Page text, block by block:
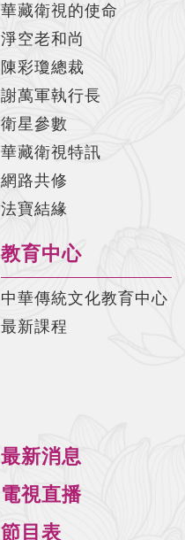
華藏衛視的使命
淨空老和尚
陳彩瓊總裁
謝萬軍執行長
衛星參數
華藏衛視特訊
網路共修
法寶結緣
教育中心
中華傳統文化教育中心
最新課程
最新消息
電視直播
節目表